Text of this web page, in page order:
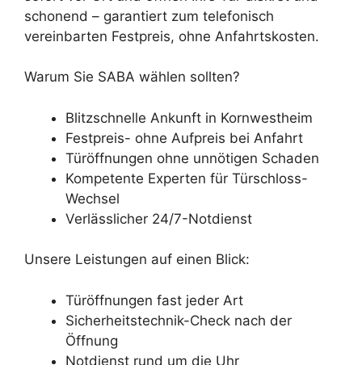
schonend – garantiert zum telefonisch
vereinbarten Festpreis, ohne Anfahrtskosten.
Warum Sie SABA wählen sollten?
Blitzschnelle Ankunft in Kornwestheim
Festpreis- ohne Aufpreis bei Anfahrt
Türöffnungen ohne unnötigen Schaden
Kompetente Experten für Türschloss-
Wechsel
Verlässlicher 24/7-Notdienst
Unsere Leistungen auf einen Blick:
Türöffnungen fast jeder Art
Sicherheitstechnik-Check nach der
Öffnung
Notdienst rund um die Uhr